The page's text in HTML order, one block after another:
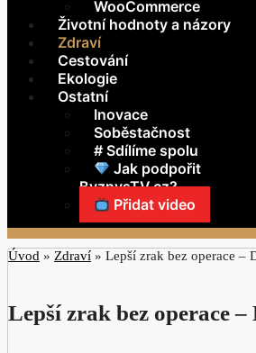
WooCommerce
Životní hodnoty a názory
Zdraví
Cestování
Ekologie
Ostatní
Inovace
Soběstačnost
# Sdílíme spolu
Jak podpořit
ByznysTV.cz?
Přidat video
Úvod » Zdraví » Lepší zrak bez operace –
Lepší zrak bez operace